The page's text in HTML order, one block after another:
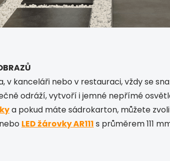
v kanceláři nebo v restauraci, vždy se
odráží, vytvoří i jemné nepřímé
a pokud máte sádrokarton, můžete
LED žárovky AR111 s průměrem 111